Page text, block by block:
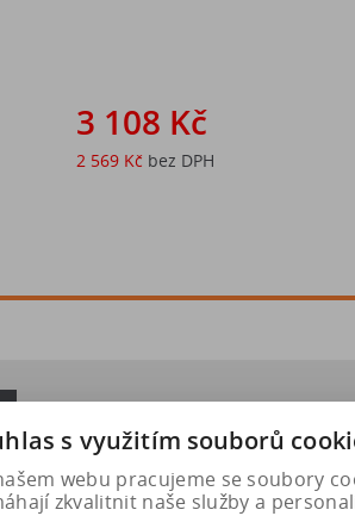
3 108 Kč
2 569 Kč bez DPH
s využitím souborů
webu pracujeme se soubory
zkvalitnit naše služby a